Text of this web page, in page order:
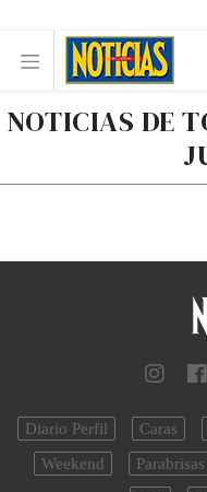
NOTICIAS DE
Diario Perfil Caras
Weekend
Parabrisas